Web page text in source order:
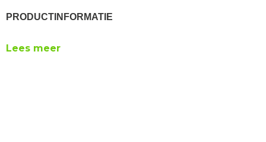
PRODUCTINFORMATIE
Lees meer